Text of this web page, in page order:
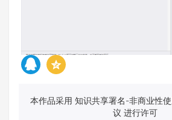
本作品采用 知识共享署名-非商业性
议 进行许可